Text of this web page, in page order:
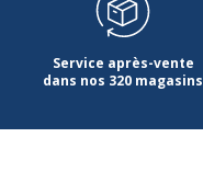
Service après-vente
dans nos 320 magasins